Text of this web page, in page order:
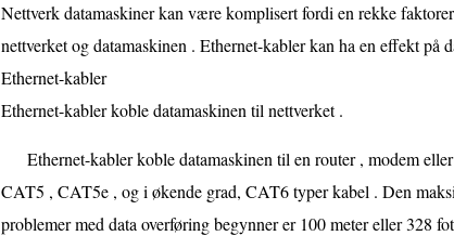
Nettverk datamaskiner kan være komplisert fordi en rekke
nettverket og datamaskinen . Ethernet-kabler kan ha en effekt på
Ethernet-kabler
Ethernet-kabler koble datamaskinen til nettverket .
Ethernet-kabler koble datamaskinen til en router , modem
CAT5 , CAT5e , og i økende grad, CAT6 typer kabel . Den
problemer med data overføring begynner er 100 meter eller 328